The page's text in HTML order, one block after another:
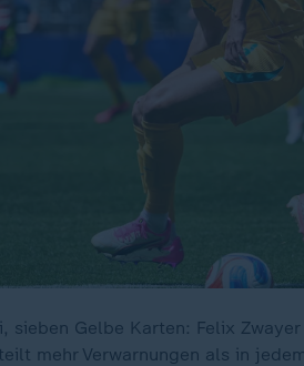
sieben Gelbe Karten: Felix
mehr Verwarnungen als in